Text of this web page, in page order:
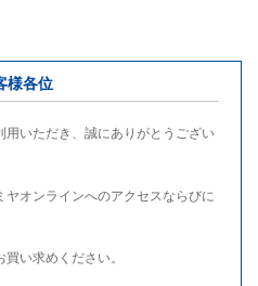
様各位
用いただき、誠にありがとうござい
オンラインへのアクセスならびに
い求めください。